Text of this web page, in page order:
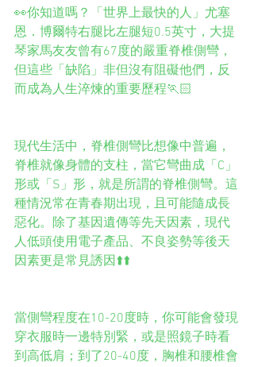
👀你知道嗎？「世界上最快的人」尤塞
恩．博爾特右腿比左腿短0.5英寸，大提
琴家馬友友曾有67度的嚴重脊椎側彎，
但這些「缺陷」非但沒有阻礙他們，反
而成為人生淬煉的重要歷程🏃🏻
現代生活中，脊椎側彎比想像中普遍，
脊椎就像身體的支柱，當它彎曲成「C」
形或「S」形，就是所謂的脊椎側彎。這
種情況常在青春期出現，且可能隨成長
惡化。除了基因遺傳等先天因素，現代
人低頭使用電子產品、不良姿勢等後天
因素更是常見誘因⬆️⬆️
當側彎程度在10-20度時，你可能會發現
穿衣服時一邊特別緊，或是照鏡子時看
到高低肩；到了20-40度，胸椎和腰椎會